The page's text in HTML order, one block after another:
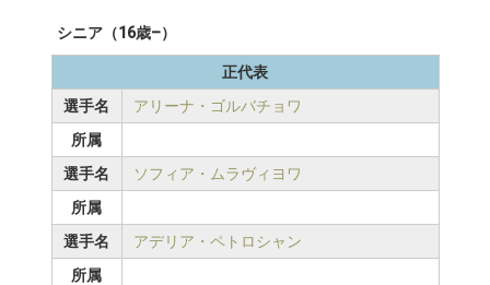
シニア（16歳–）
正代表
選手名
アリーナ・ゴルバチョワ
所属
選手名
ソフィア・ムラヴィヨワ
所属
選手名
アデリア・ペトロシャン
所属